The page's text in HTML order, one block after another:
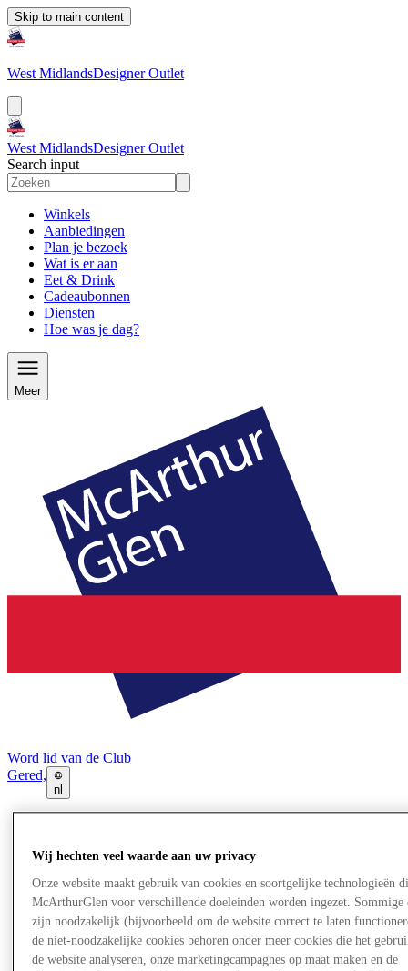
Skip to main content
West MidlandsDesigner Outlet
West MidlandsDesigner Outlet
Search input
Winkels
Aanbiedingen
Plan je bezoek
Wat is er aan
Eet & Drink
Cadeaubonnen
Diensten
Hoe was je dag?
Meer
Word lid van de Club
Gered,
nl
Plan je bezoek
Eet & Drink
Cadeaubonnen
Diensten
Hoe was je dag?
Wij hechten veel waarde aan uw privacy
Onze website maakt gebruik van cookies en soortgelijke technologieën
McArthurGlen voor verschillende doeleinden worden ingezet. Sommige
zijn noodzakelijk (bijvoorbeeld om de website correct te laten
de niet-noodzakelijke cookies behoren onder meer cookies die het
de website analyseren, onze marketingcampagnes op maat maken en de